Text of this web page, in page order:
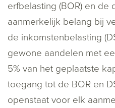
erfbelasting (BOR) en de
aanmerkelijk belang bij
de inkomstenbelasting
gewone aandelen met
5% van het geplaatste
toegang tot de BOR en
openstaat voor elk